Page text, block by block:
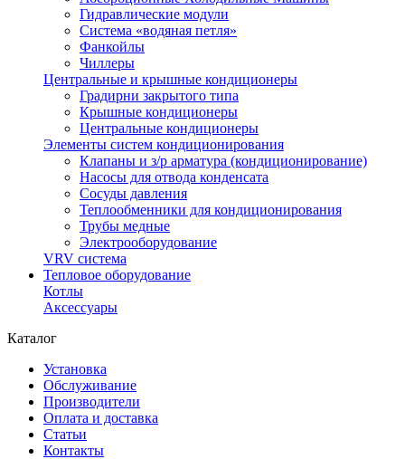
Гидравлические модули
Система «водяная петля»
Фанкойлы
Чиллеры
Центральные и крышные кондиционеры
Градирни закрытого типа
Крышные кондиционеры
Центральные кондиционеры
Элементы систем кондиционирования
Клапаны и з/р арматура (кондиционирование)
Насосы для отвода конденсата
Сосуды давления
Теплообменники для кондиционирования
Трубы медные
Электрооборудование
VRV система
Тепловое оборудование
Котлы
Аксессуары
Каталог
Установка
Обслуживание
Производители
Оплата и доставка
Статьи
Контакты